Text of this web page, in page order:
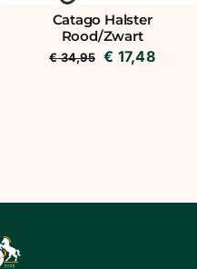
Catago Halster
Rood/Zwart
€34,95 € 17,48